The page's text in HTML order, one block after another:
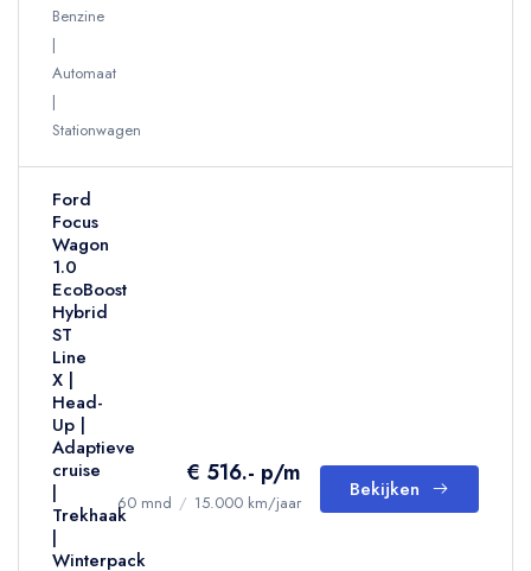
Benzine
Automaat
Stationwagen
Ford
Focus
Wagon
1.0
EcoBoost
Hybrid
ST
Line
X |
Head-
Up |
Adaptieve
cruise
|
Trekhaak
|
Winterpack
€ 516.- p/m
60 mnd / 15.000 km/jaar
Bekijken